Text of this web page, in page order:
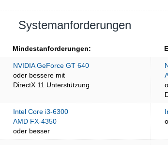
Systemanforderungen
Mindestanforderungen:
NVIDIA GeForce GT 640
oder bessere mit
DirectX 11 Unterstützung
Intel Core i3-6300
AMD FX-4350
oder besser